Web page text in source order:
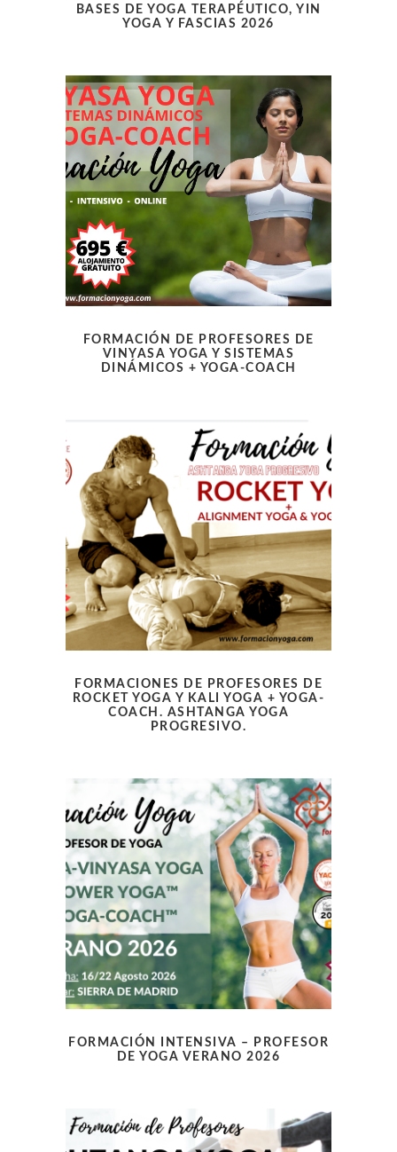
BASES DE YOGA TERAPÉUTICO, YIN
YOGA Y FASCIAS 2026
FORMACIÓN DE PROFESORES DE
VINYASA YOGA Y SISTEMAS
DINÁMICOS + YOGA-COACH
FORMACIONES DE PROFESORES DE
ROCKET YOGA Y KALI YOGA + YOGA-
COACH. ASHTANGA YOGA
PROGRESIVO.
FORMACIÓN INTENSIVA – PROFESOR
DE YOGA VERANO 2026